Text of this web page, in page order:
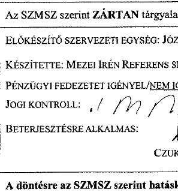
Az SZMSZ szerint ZARTAN
EL ŐKÉSZÍTŐ SZERVEZETI EGYSÉG:
KÉSZÍTETTE: MEZEI IRÉN REFERENS
PÉNZÜGYI FEDEZETET IGÉNYEL/NEM
JOGI KONTROLL: 4 / 779
BETERJESZTÉSRE ALKALMAS:
A döntésre az SZIVISZ szerint